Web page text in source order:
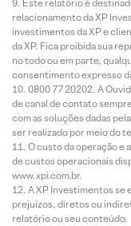
Este relatório é
relacionamento da XP
investimentos da XP e
da XP. Fica proibida sua
no todo ou em parte,
consentimento expresso
0800 77 20202. A
de canal de contato
com as soluções dadas
ser realizado por meio do
O custo da operação e
de custos operacionais
www.xpi.com.br.
A XP Investimentos se
prejuízos, diretos ou
relatório ou seu conteúdo.